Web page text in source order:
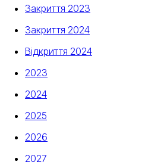
Закриття 2023
Закриття 2024
Відкриття 2024
2023
2024
2025
2026
2027